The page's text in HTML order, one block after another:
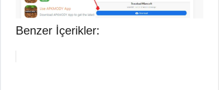
Benzer İçerikler: